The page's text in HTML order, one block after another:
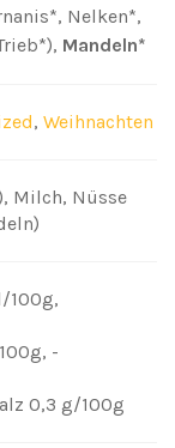
Nelken*,
Mandeln*
,Weihnachten
Milch, Nüsse
100g,
, -
0,3 g/100g